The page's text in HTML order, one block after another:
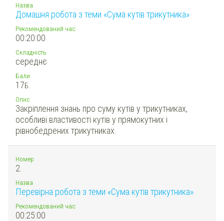
Назва
Домашня робота з теми «Сума кутів трикутника»
Рекомендований час:
00:20:00
Складність
середнє
Бали
17Б.
Опис
Закріплення знань про суму кутів у трикутниках,
особливі властивості кутів у прямокутних і
рівнобедрених трикутниках.
Номер
2.
Назва
Перевірна робота з теми «Сума кутів трикутника»
Рекомендований час:
00:25:00